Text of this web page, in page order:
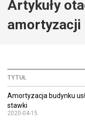
Artykuły
amortyzacji
TYTUŁ
Amortyzacja budynku
stawki
2020-04-15